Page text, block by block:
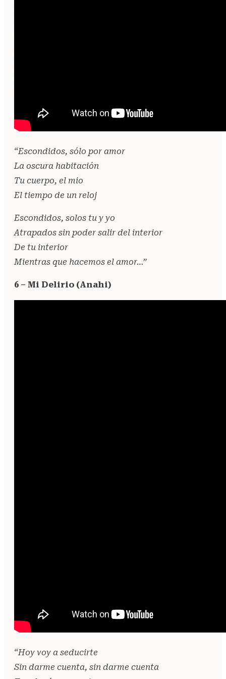
“Escondidos, sólo por amor
La oscura habitación
Tu cuerpo, el mio
El tiempo de un reloj
Escondidos, solos tu y yo
Atrapados sin poder salir del interior
De tu interior
Mientras que hacemos el amor…”
6 – Mi Delirio (Anahi)
“Hoy voy a seducirte
Sin darme cuenta, sin darme cuenta